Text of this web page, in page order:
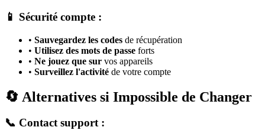
📱 Sécurité compte :
• Sauvegardez les codes de récupération
• Utilisez des mots de passe forts
• Ne jouez que sur vos appareils
• Surveillez l'activité de votre compte
🔄 Alternatives si Impossible de Changer
📞 Contact support :